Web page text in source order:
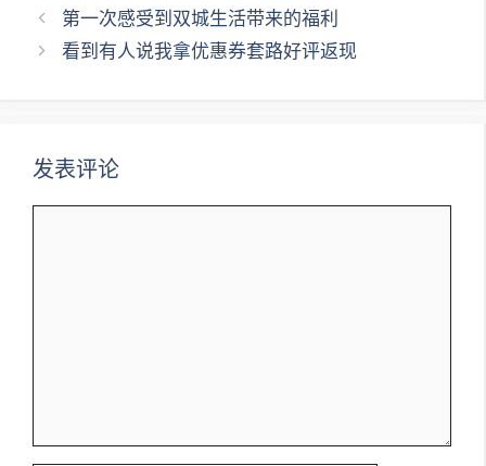
文
章
第一次感受到双城生活带来的福利
看到有人说我拿优惠券套路好评返现
发表评论